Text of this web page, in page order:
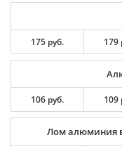
175 руб. 179
106 руб. 109
Лом алюминия